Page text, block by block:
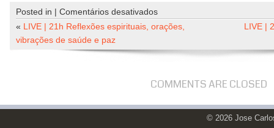
Posted in | Comentários desativadosem
LIVE
21h
espirituais,
vibrações
« LIVE | 21h Reflexões espirituais, orações,
vibrações de saúde e paz
LIVE |
COMMENTS ARE CLOSED
© 2026 Jose